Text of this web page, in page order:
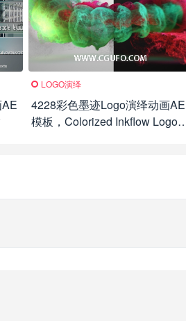
LOGO演绎
4228彩色墨迹Logo演绎动画AE
模板，Colorized Inkflow Logo